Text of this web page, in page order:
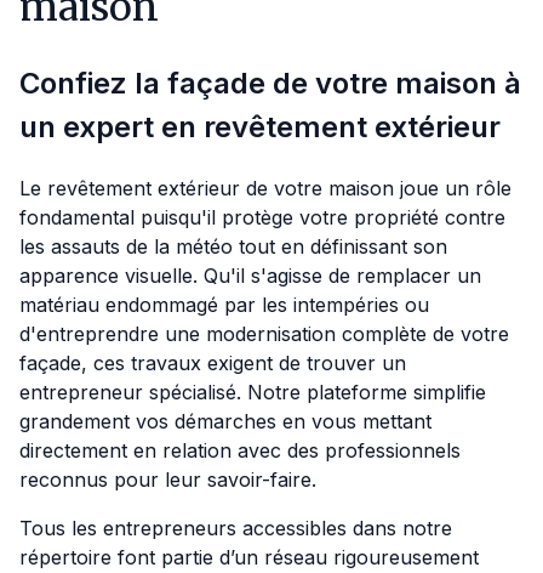
Confiez la façade de votre maison à
un expert en revêtement extérieur
Le revêtement extérieur de votre maison joue un rôle
fondamental puisqu'il protège votre propriété contre
les assauts de la météo tout en définissant son
apparence visuelle. Qu'il s'agisse de remplacer un
matériau endommagé par les intempéries ou
d'entreprendre une modernisation complète de votre
façade, ces travaux exigent de trouver un
entrepreneur spécialisé. Notre plateforme simplifie
grandement vos démarches en vous mettant
directement en relation avec des professionnels
reconnus pour leur savoir-faire.
Tous les entrepreneurs accessibles dans notre
répertoire font partie d’un réseau rigoureusement